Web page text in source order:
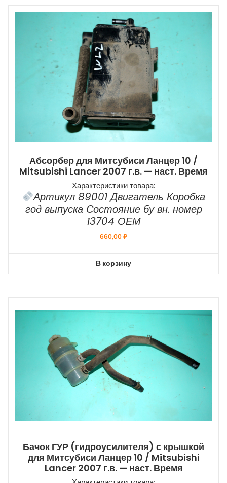
Абсорбер для Митсубиси Ланцер 10 /
Mitsubishi Lancer 2007 г.в. — наст. Время
Характеристики товара:
Артикул 89001 Двигатель Коробка
год выпуска Состояние бу вн. номер
13704 ОЕМ
660,00₽
В корзину
Бачок ГУР (гидроусилителя) с крышкой
для Митсубиси Ланцер 10 / Mitsubishi
Lancer 2007 г.в. — наст. Время